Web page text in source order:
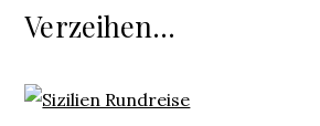
Verzeihen…